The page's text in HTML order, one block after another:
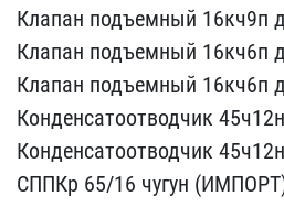
Клапан подъ​емный 16кч9п
Клапан подъемный 16​кч6п
Кла​пан подъемный 16кч6п
Конденсатоо​тводчик
Конденсатоотводч​ик
СППКр 65/16 чугун